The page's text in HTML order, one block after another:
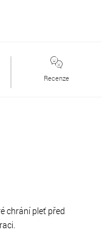
Recenze
chrání pleť před